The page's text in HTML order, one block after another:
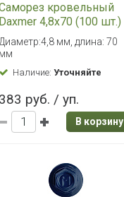
кровельный
Daxmer 4,8х70 (100 шт.)
сверло №1 RAL 3005
Диаметр:4,8 мм, длина: 70
мм
Наличие: Уточняйте
383 руб. / уп.
В корзину